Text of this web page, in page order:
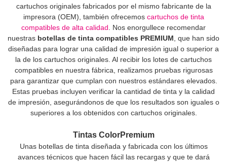
cartuchos originales fabricados por el mismo fabricante de la
impresora (OEM), también ofrecemos cartuchos de tinta
compatibles de alta calidad . Nos enorgullece recomendar
nuestras botellas de tinta compatibles PREMIUM , que han sido
diseñadas para lograr una calidad de impresión igual o superior a
la de los cartuchos originales. Al recibir los lotes de cartuchos
compatibles en nuestra fábrica, realizamos pruebas rigurosas
para garantizar que cumplan con nuestros estándares elevados.
Estas pruebas incluyen verificar la cantidad de tinta y la calidad
de impresión, asegurándonos de que los resultados son iguales o
superiores a los obtenidos con cartuchos originales.
Tintas ColorPremium
Unas botellas de tinta diseñada y fabricada con los últimos
avances técnicos que hacen fácil las recargas y que te dará